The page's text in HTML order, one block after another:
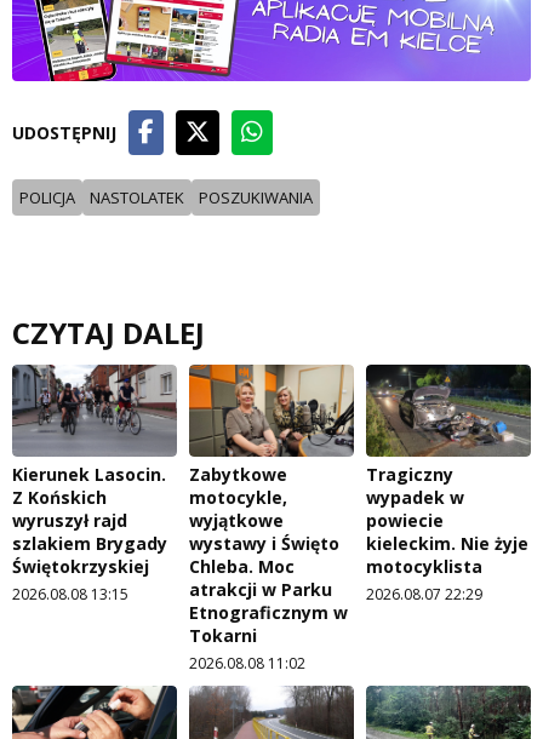
UDOSTĘPNIJ
POLICJA NASTOLATEK POSZUKIWANIA
CZYTAJ DALEJ
Kierunek Lasocin.
Z Końskich
wyruszył rajd
szlakiem Brygady
Świętokrzyskiej
2026.08.08 13:15
Zabytkowe
motocykle,
wyjątkowe
wystawy i Święto
Chleba. Moc
atrakcji w Parku
Etnograficznym w
Tokarni
2026.08.08 11:02
Tragiczny
wypadek w
powiecie
kieleckim. Nie żyje
motocyklista
2026.08.07 22:29